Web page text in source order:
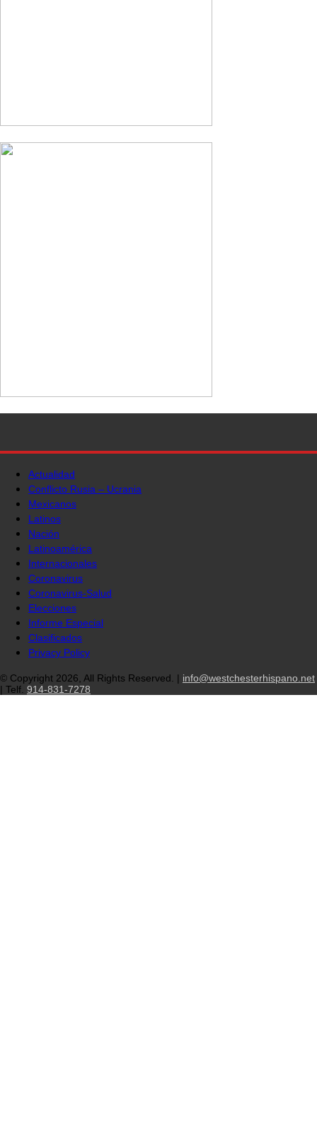
Actualidad
Conflicto Rusia – Ucrania
Mexicanos
Latinos
Nación
Latinoamérica
Internacionales
Coronavirus
Coronavirus-Salud
Elecciones
Informe Especial
Clasificados
Privacy Policy
© Copyright 2026, All Rights Reserved. | info@westchesterhispano.net
| Telf. 914-831-7278